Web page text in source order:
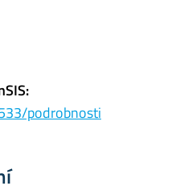
podrobnosti